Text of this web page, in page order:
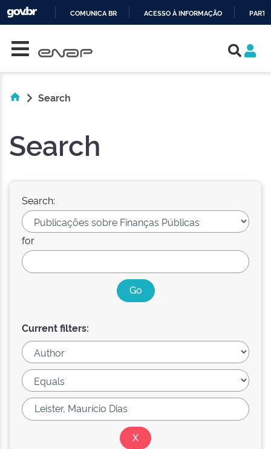
COMUNICA BR ACESSO À INFORMAÇÃO
Search
Search
Search:
for
Current filters: